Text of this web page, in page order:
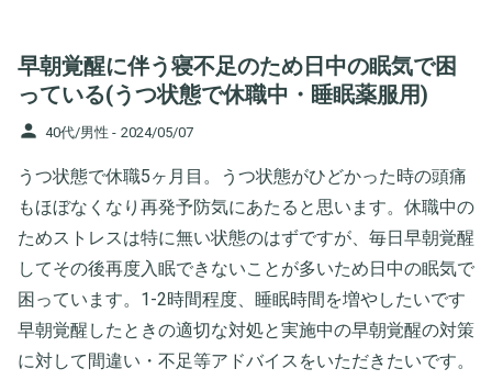
早朝覚醒に伴う寝不足のため日中の眠気で困
っている(うつ状態で休職中・睡眠薬服用)
person 40代/男性 - 2024/05/07
うつ状態で休職5ヶ月目。うつ状態がひどかった時の頭痛
もほぼなくなり再発予防気にあたると思います。休職中の
ためストレスは特に無い状態のはずですが、毎日早朝覚醒
してその後再度入眠できないことが多いため日中の眠気で
困っています。1-2時間程度、睡眠時間を増やしたいです
早朝覚醒したときの適切な対処と実施中の早朝覚醒の対策
に対して間違い・不足等アドバイスをいただきたいです。